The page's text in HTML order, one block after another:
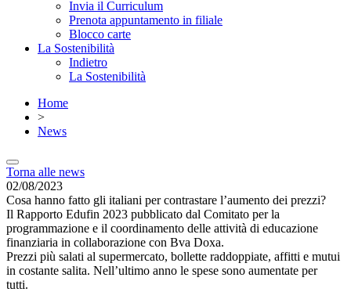
Invia il Curriculum
Prenota appuntamento in filiale
Blocco carte
La Sostenibilità
Indietro
La Sostenibilità
Home
>
News
Torna alle news
02/08/2023
Cosa hanno fatto gli italiani per contrastare l’aumento dei prezzi?
Il Rapporto Edufin 2023 pubblicato dal Comitato per la
programmazione e il coordinamento delle attività di educazione
finanziaria in collaborazione con Bva Doxa.
Prezzi più salati al supermercato, bollette raddoppiate, affitti e mutui
in costante salita. Nell’ultimo anno le spese sono aumentate per
tutti.